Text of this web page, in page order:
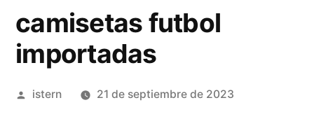
camisetas futbol
importadas
Publicado
istern 21 de septiembre de 2023